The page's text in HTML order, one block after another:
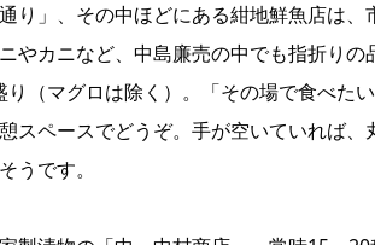
り」、その中ほどにある紺地鮮魚店は、
やカニなど、中島廉売の中でも指折りの
（マグロは除く）。「その場で食べた
スペースでどうぞ。手が空いていれば、
うです。